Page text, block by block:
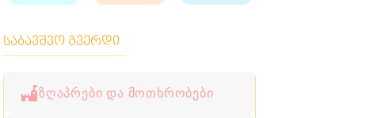
საბავშვო გვერდი
ზღაპრები და მოთხრობები